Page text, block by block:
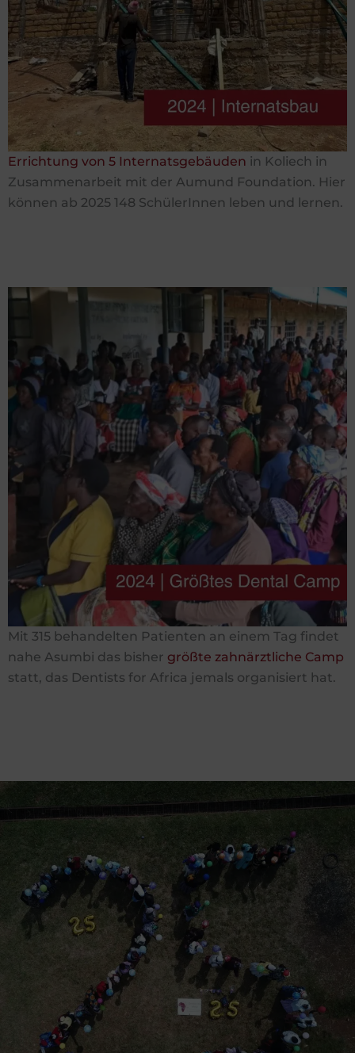
Errichtung von 5 Internatsgebäuden in Koliech in
Zusammenarbeit mit der Aumund Foundation. Hier
können ab 2025 148 SchülerInnen leben und lernen.
Mit 315 behandelten Patienten an einem Tag findet
nahe Asumbi das bisher größte zahnärztliche Camp
statt, das Dentists for Africa jemals organisiert hat.